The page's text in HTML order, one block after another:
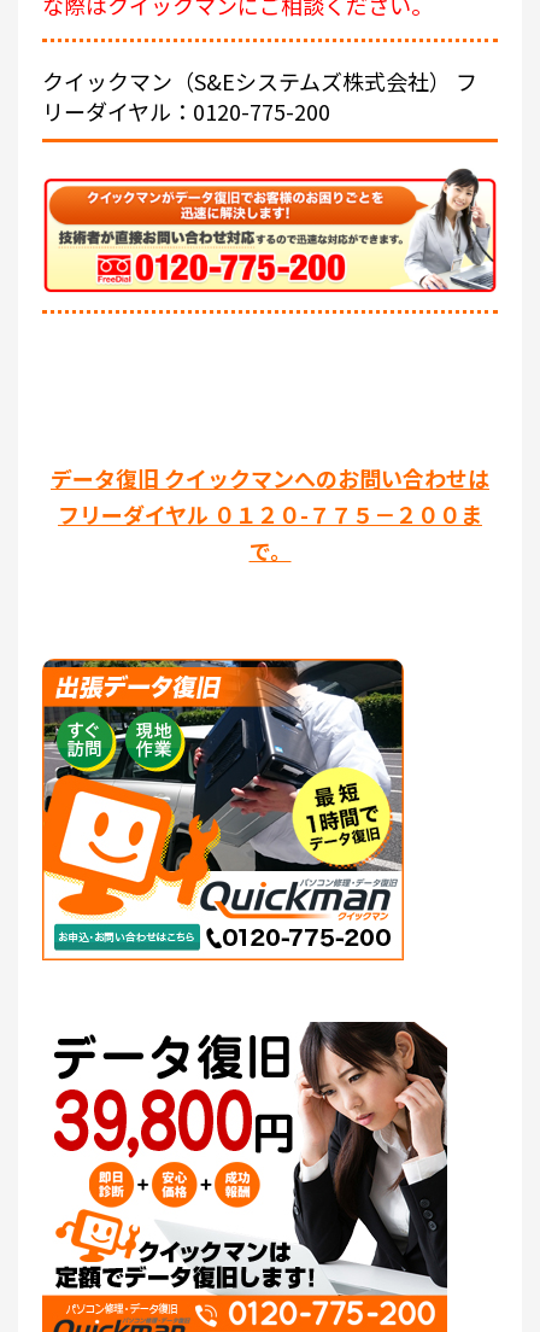
クイックマン（S&Eシステムズ株式会社）
フ
リーダイヤル：0120-775-200
データ復旧 クイックマンへのお問い合わせは
フリーダイヤル ０１２０-７７５－２００ま
で。